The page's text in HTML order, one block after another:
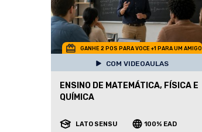
GANHE 2 POS PARA VOCE +1 PARA UM AMIGO
COM VIDEOAULAS
ENSINO DE MATEMÁTICA, FÍSICA E
QUÍMICA
LATO SENSU 100% EAD